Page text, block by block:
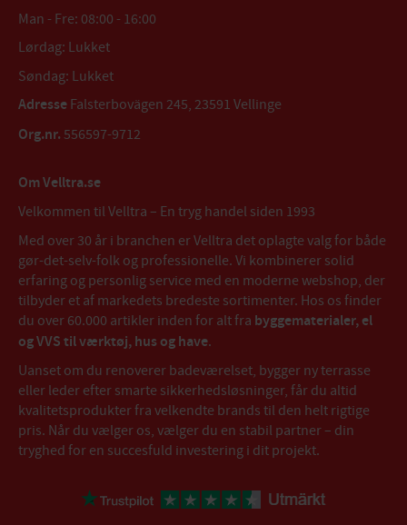
Man - Fre: 08:00 - 16:00
Lørdag: Lukket
Søndag: Lukket
Adresse Falsterbovägen 245, 23591 Vellinge
Org.nr. 556597-9712
Om Velltra.se
Velkommen til Velltra – En tryg handel siden 1993
Med over 30 år i branchen er Velltra det oplagte valg for både
gør-det-selv-folk og professionelle. Vi kombinerer solid
erfaring og personlig service med en moderne webshop, der
tilbyder et af markedets bredeste sortimenter. Hos os finder
du over 60.000 artikler inden for alt fra byggematerialer, el
og VVS til værktøj, hus og have.
Uanset om du renoverer badeværelset, bygger ny terrasse
eller leder efter smarte sikkerhedsløsninger, får du altid
kvalitetsprodukter fra velkendte brands til den helt rigtige
pris. Når du vælger os, vælger du en stabil partner – din
tryghed for en succesfuld investering i dit projekt.